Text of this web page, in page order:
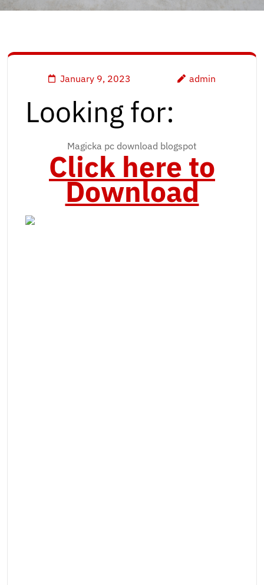
January 9, 2023 admin
Looking for:
Magicka pc download blogspot
Click here to
Download